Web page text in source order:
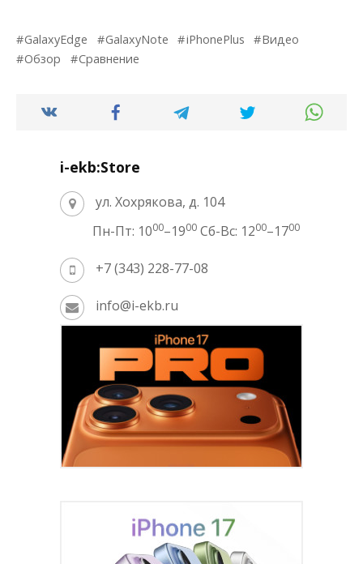
GalaxyEdge GalaxyNote iPhonePlus
Видео
Обзор
Сравнение
i-ekb:Store
ул. Хохрякова, д. 104
Пн-Пт: 1000–1900 Сб-Вс: 1200–1700
+7 (343) 228-77-08
info@i-ekb.ru